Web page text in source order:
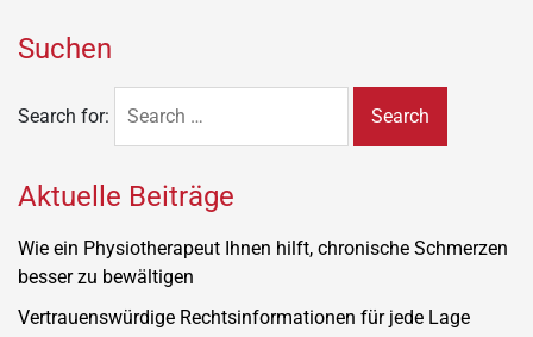
Suchen
Search for:
Aktuelle Beiträge
Wie ein Physiotherapeut Ihnen hilft, chronische Schmerzen
besser zu bewältigen
Vertrauenswürdige Rechtsinformationen für jede Lage